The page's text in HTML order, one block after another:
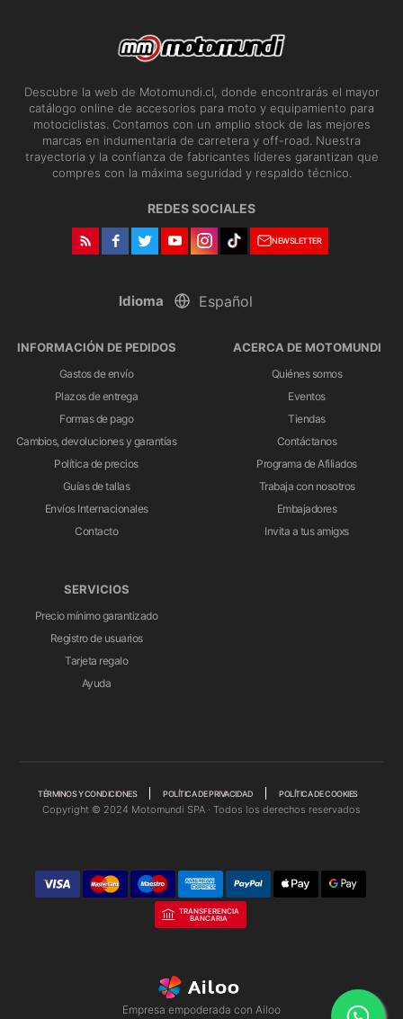
Descubre la web de Motomundi.cl, donde encontrarás el mayor
catálogo online de accesorios para moto y equipamiento para
motociclistas. Contamos con un amplio stock de las mejores
marcas en indumentaria de carretera y off-road. Nuestra
trayectoria y la confianza de fabricantes líderes garantizan que
compres con la máxima seguridad y respaldo técnico.
REDES SOCIALES
NEWSLETTER
Idioma
INFORMACIÓN DE PEDIDOS
Gastos de envío
Plazos de entrega
Formas de pago
Cambios, devoluciones y garantías
Política de precios
Guías de tallas
Envíos Internacionales
Contacto
ACERCA DE MOTOMUNDI
Quiénes somos
Eventos
Tiendas
Contáctanos
Programa de Afiliados
Trabaja con nosotros
Embajadores
Invita a tus amigxs
SERVICIOS
Precio mínimo garantizado
Registro de usuarios
Tarjeta regalo
Ayuda
TÉRMINOS Y CONDICIONES POLÍTICA DE PRIVACIDAD POLÍTICA DE COOKIES
Copyright © 2024 Motomundi SPA · Todos los derechos reservados
TRANSFERENCIA
BANCARIA
Empresa empoderada con Ailoo